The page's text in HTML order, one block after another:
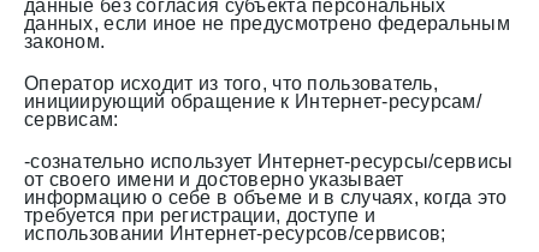
данные без согласия субъекта персональных
данных, если иное не предусмотрено федеральным
законом.
Оператор исходит из того, что пользователь,
инициирующий обращение к Интернет-ресурсам/
сервисам:
-сознательно использует Интернет-ресурсы/сервисы
от своего имени и достоверно указывает
информацию о себе в объеме и в случаях, когда это
требуется при регистрации, доступе и
использовании Интернет-ресурсов/сервисов;